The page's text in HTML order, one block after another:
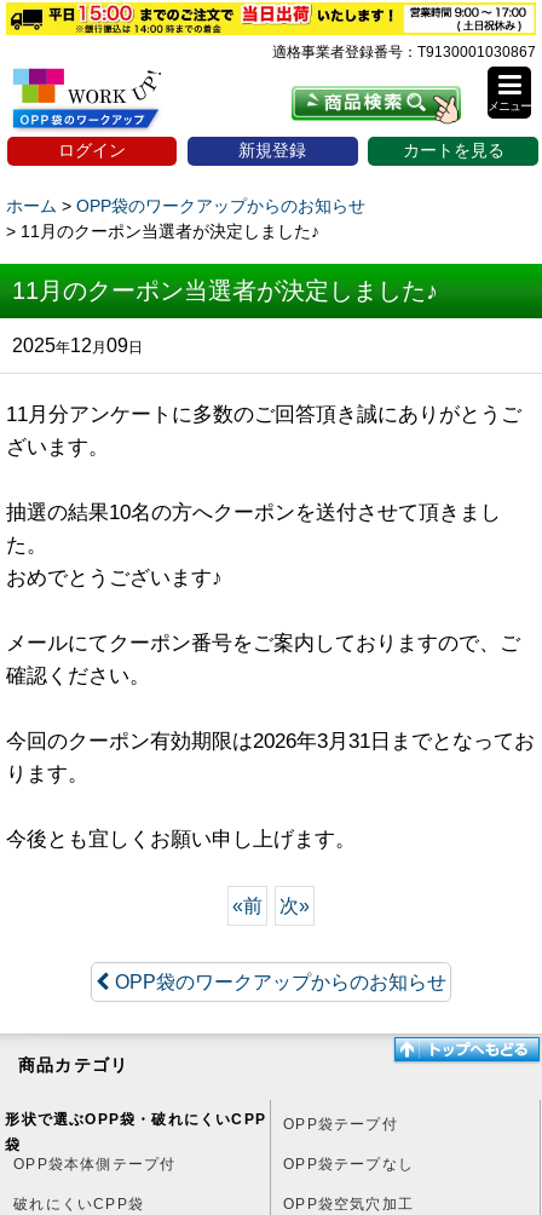
適格事業者登録番号：T9130001030867
ログイン 新規登録 カートを見る
メニュー
ホーム > OPP袋のワークアップからのお知らせ
> 11月のクーポン当選者が決定しました♪
11月のクーポン当選者が決定しました♪
2025年12 月 09日
11月分アンケートに多数のご回答頂き誠にありがとうご
ざいます。
抽選の結果10名の方へクーポンを送付させて頂きまし
た。
おめでとうございます♪
メールにてクーポン番号をご案内しておりますので、ご
確認ください。
今回のクーポン有効期限は2026年3月31日までとなってお
ります。
今後とも宜しくお願い申し上げます。
«前 次»
OPP袋のワークアップからのお知らせ
商品カテゴリ
形状で選ぶOPP袋・破れにくいCPP
袋
OPP袋テープ付
OPP袋本体側テープ付 OPP袋テープなし
破れにくいCPP袋 OPP袋空気穴加工